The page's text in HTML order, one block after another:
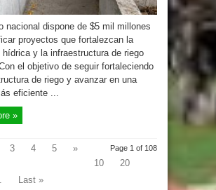
nacional dispone de $5 mil millones
proyectos que fortalezcan la
hídrica y la infraestructura de riego
el objetivo de seguir fortaleciendo
de riego y avanzar en una
eficiente ...
»
Page 1 of 108
3 4 5
»
10
20
Last »